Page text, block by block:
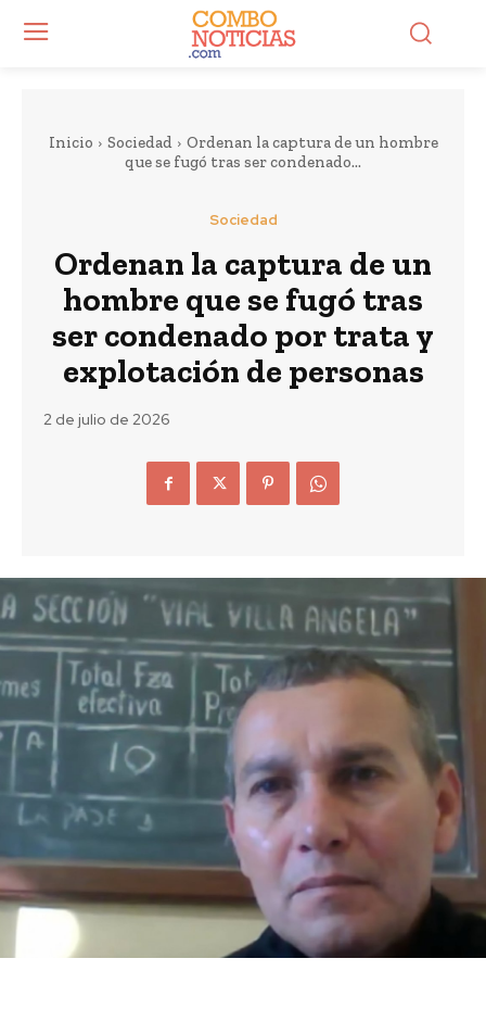
Inicio Sociedad
Ordenan la captura de un hombre
que se fugó tras ser condenado...
Sociedad
Ordenan la captura de un
hombre que se fugó tras
ser condenado por trata y
explotación de personas
2 de julio de 2026